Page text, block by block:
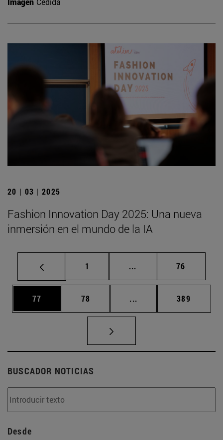
20 | 03 | 2025
Fashion Innovation Day 2025: Una nueva
inmersión en el mundo de la IA
Página
1 ... Páginas intermedias
Página
76
Página
77 Página
78 ... Páginas intermedias
Página
389
BUSCADOR NOTICIAS
Desde